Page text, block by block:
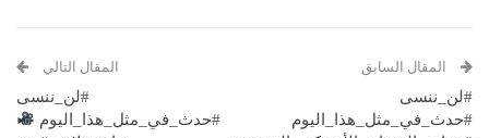
المقال السابق
#لن_ننسى
#حدث_في_مثل_هذا_اليوم
المقال التالي
#لن_ننسى
#حدث_في_مثل_هذا_اليوم